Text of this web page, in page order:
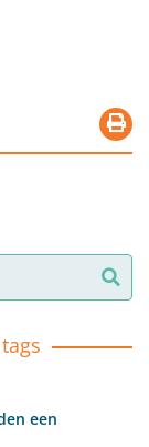
een